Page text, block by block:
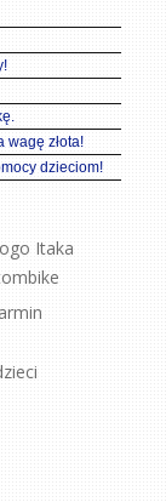
wagę złota!
dzieciom!